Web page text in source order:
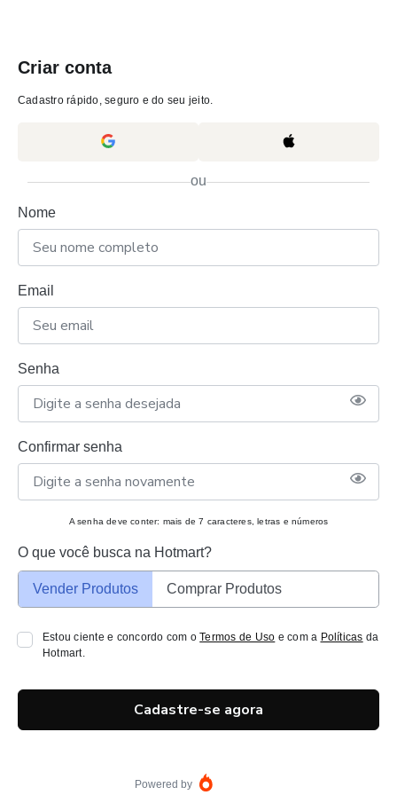
Criar conta
Cadastro rápido, seguro e do seu jeito.
ou
Nome
Email
Senha
Confirmar senha
A senha deve conter: mais de 7 caracteres, letras e números
O que você busca na Hotmart?
Vender Produtos Comprar Produtos
Estou ciente e concordo com oTermos de Uso e com a Políticas da
Hotmart.
Cadastre-se agora
Powered by